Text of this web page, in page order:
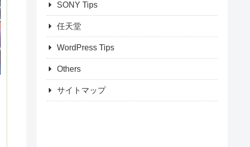
SONY Tips
任天堂
WordPress Tips
Others
サイトマップ